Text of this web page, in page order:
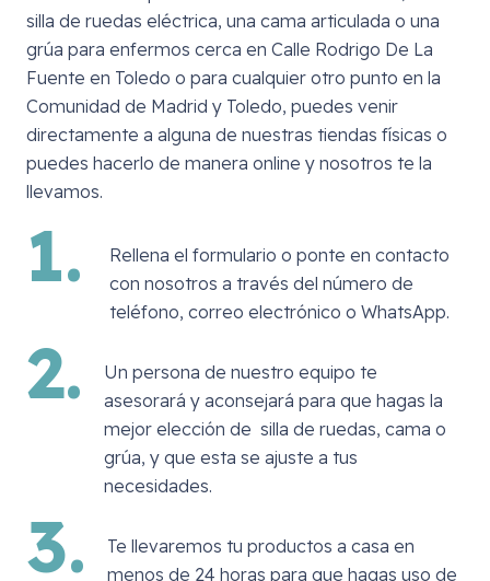
silla de ruedas eléctrica, una cama articulada o una
grúa para enfermos cerca en Calle Rodrigo De La
Fuente en Toledo o para cualquier otro punto en la
Comunidad de Madrid y Toledo, puedes venir
directamente a alguna de nuestras tiendas físicas o
puedes hacerlo de manera online y nosotros te la
llevamos.
1.
Rellena el formulario o ponte en contacto
con nosotros a través del número de
teléfono, correo electrónico o WhatsApp.
2.
Un persona de nuestro equipo te
asesorará y aconsejará para que hagas la
mejor elección de silla de ruedas, cama o
grúa, y que esta se ajuste a tus
necesidades.
3.
Te llevaremos tu productos a casa en
menos de 24 horas para que hagas uso de